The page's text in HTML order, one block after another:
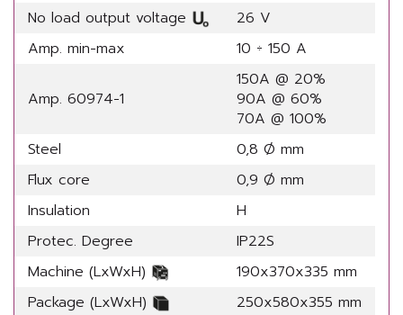
No load output voltage
26 V
Amp. min-max
10 ÷ 150 A
Amp. 60974-1
150A @ 20%
90A @ 60%
70A @ 100%
Steel
0,8 Ø mm
Flux core
0,9 Ø mm
Insulation
H
Protec. Degree
IP22S
Machine (LxWxH)
190x370x335 mm
Package (LxWxH)
250x580x355 mm